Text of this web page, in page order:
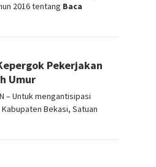
2016 tentang Baca
Pekerjakan
Umur
– Untuk mengantisipasi
Bekasi, Satuan